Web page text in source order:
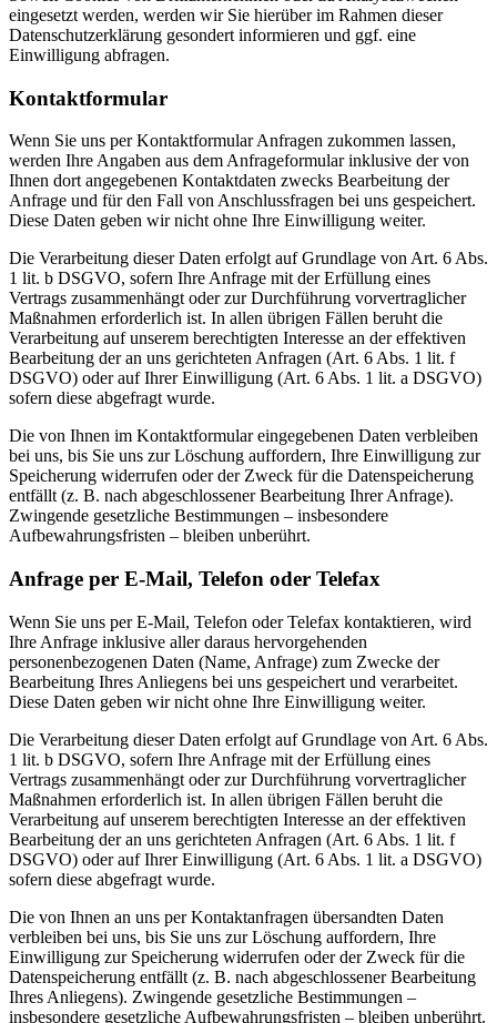
eingesetzt werden, werden wir Sie hierüber im Rahmen dieser
Datenschutzerklärung gesondert informieren und ggf. eine
Einwilligung abfragen.
Kontaktformular
Wenn Sie uns per Kontaktformular Anfragen zukommen lassen,
werden Ihre Angaben aus dem Anfrageformular inklusive der von
Ihnen dort angegebenen Kontaktdaten zwecks Bearbeitung der
Anfrage und für den Fall von Anschlussfragen bei uns gespeichert.
Diese Daten geben wir nicht ohne Ihre Einwilligung weiter.
Die Verarbeitung dieser Daten erfolgt auf Grundlage von Art. 6 Abs.
1 lit. b DSGVO, sofern Ihre Anfrage mit der Erfüllung eines
Vertrags zusammenhängt oder zur Durchführung vorvertraglicher
Maßnahmen erforderlich ist. In allen übrigen Fällen beruht die
Verarbeitung auf unserem berechtigten Interesse an der effektiven
Bearbeitung der an uns gerichteten Anfragen (Art. 6 Abs. 1 lit. f
DSGVO) oder auf Ihrer Einwilligung (Art. 6 Abs. 1 lit. a DSGVO)
sofern diese abgefragt wurde.
Die von Ihnen im Kontaktformular eingegebenen Daten verbleiben
bei uns, bis Sie uns zur Löschung auffordern, Ihre Einwilligung zur
Speicherung widerrufen oder der Zweck für die Datenspeicherung
entfällt (z. B. nach abgeschlossener Bearbeitung Ihrer Anfrage).
Zwingende gesetzliche Bestimmungen – insbesondere
Aufbewahrungsfristen – bleiben unberührt.
Anfrage per E-Mail, Telefon oder Telefax
Wenn Sie uns per E-Mail, Telefon oder Telefax kontaktieren, wird
Ihre Anfrage inklusive aller daraus hervorgehenden
personenbezogenen Daten (Name, Anfrage) zum Zwecke der
Bearbeitung Ihres Anliegens bei uns gespeichert und verarbeitet.
Diese Daten geben wir nicht ohne Ihre Einwilligung weiter.
Die Verarbeitung dieser Daten erfolgt auf Grundlage von Art. 6 Abs.
1 lit. b DSGVO, sofern Ihre Anfrage mit der Erfüllung eines
Vertrags zusammenhängt oder zur Durchführung vorvertraglicher
Maßnahmen erforderlich ist. In allen übrigen Fällen beruht die
Verarbeitung auf unserem berechtigten Interesse an der effektiven
Bearbeitung der an uns gerichteten Anfragen (Art. 6 Abs. 1 lit. f
DSGVO) oder auf Ihrer Einwilligung (Art. 6 Abs. 1 lit. a DSGVO)
sofern diese abgefragt wurde.
Die von Ihnen an uns per Kontaktanfragen übersandten Daten
verbleiben bei uns, bis Sie uns zur Löschung auffordern, Ihre
Einwilligung zur Speicherung widerrufen oder der Zweck für die
Datenspeicherung entfällt (z. B. nach abgeschlossener Bearbeitung
Ihres Anliegens). Zwingende gesetzliche Bestimmungen –
insbesondere gesetzliche Aufbewahrungsfristen – bleiben unberührt.